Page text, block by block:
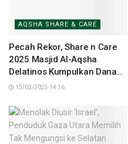
AQSHA SHARE & CARE
Pecah Rekor, Share n Care
2025 Masjid Al-Aqsha
Delatinos Kumpulkan Dana
Rp672 Juta
15/03/2025 14:16